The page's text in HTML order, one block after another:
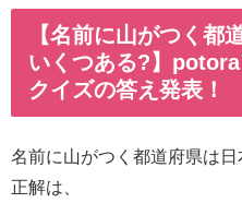
【名前に山がつく都
いくつある?】
クイズの答え発表！
名前に山がつく都道府県は
正解は、